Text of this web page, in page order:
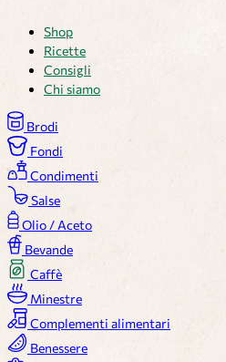
Shop
Ricette
Consigli
Chi siamo
Brodi
Fondi
Condimenti
Salse
Olio / Aceto
Bevande
Caffè
Minestre
Complementi alimentari
Benessere